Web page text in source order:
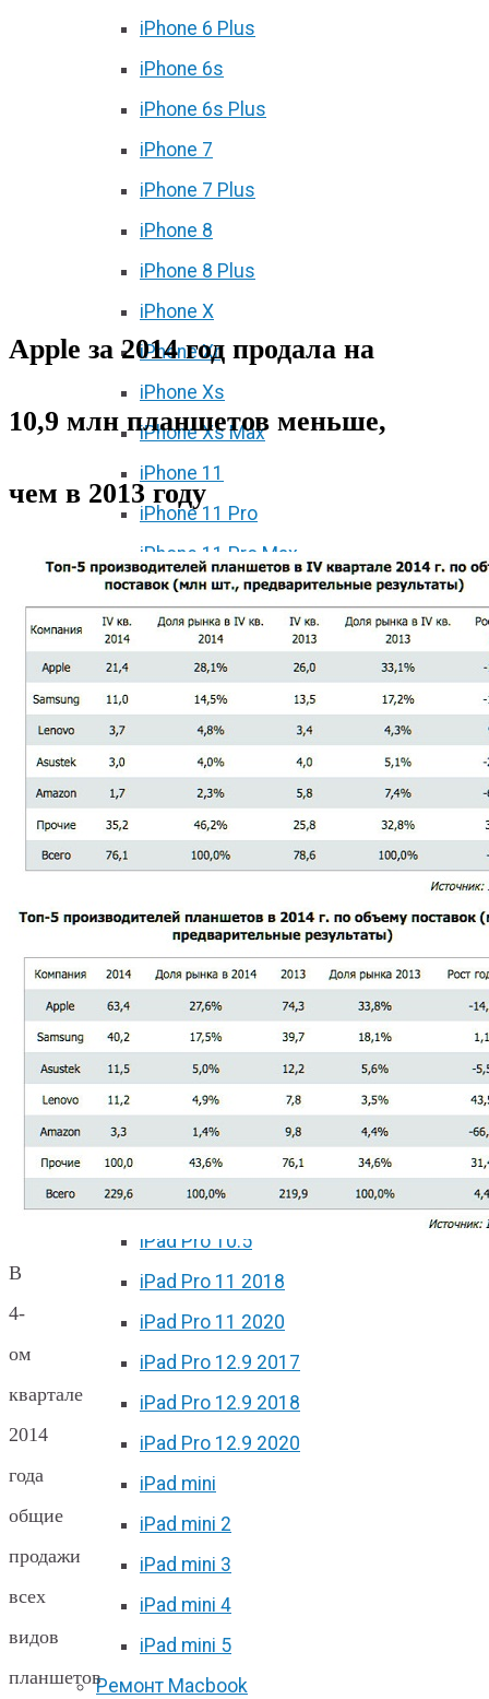
iPhone 6 Plus
iPhone 6s
iPhone 6s Plus
iPhone 7
iPhone 7 Plus
iPhone 8
iPhone 8 Plus
iPhone X
iPhone Xr
iPhone Xs
iPhone Xs Max
iPhone 11
iPhone 11 Pro
iPhone 11 Pro Max
iPhone 12 mini
iPhone 12
iPhone 12 Pro
iPhone 12 Pro Max
Ремонт iPad
iPad 3/4
iPad Air
iPad Air 2
iPad Air 3 10.5
iPad Air 4 10.9
iPad 10.2 (7 поколение)
iPad 10.2 (8 поколение)
iPad 2017
iPad 2018
iPad Pro 9.7
iPad Pro 10.5
iPad Pro 11 2018
iPad Pro 11 2020
iPad Pro 12.9 2017
iPad Pro 12.9 2018
iPad Pro 12.9 2020
iPad mini
iPad mini 2
iPad mini 3
iPad mini 4
iPad mini 5
Ремонт Macbook
Apple за 2014 год продала на
10,9 млн планшетов меньше,
чем в 2013 году
В
4-
ом
квартале
2014
года
общие
продажи
всех
видов
планшетов